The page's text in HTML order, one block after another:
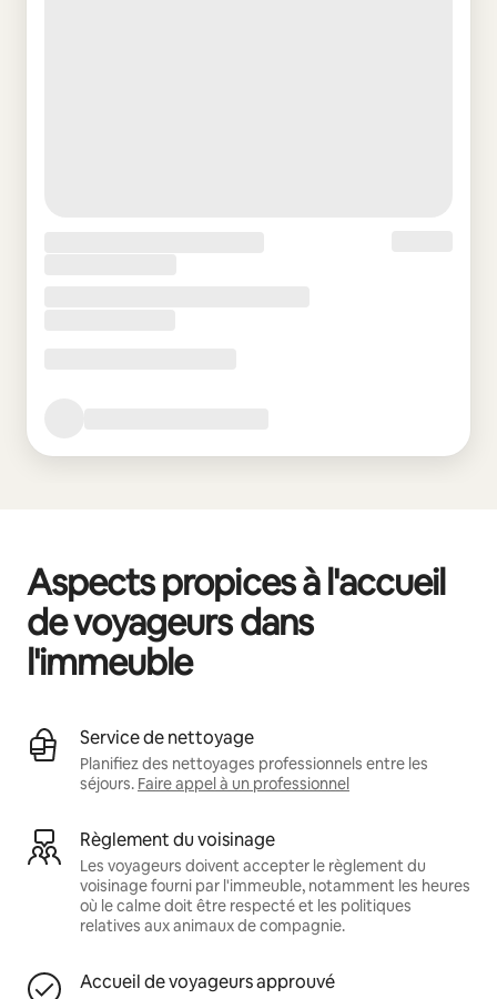
Aspects propices à l'accueil
de voyageurs dans
l'immeuble
Service de nettoyage
Planifiez des nettoyages professionnels entre les
séjours. Faire appel à un professionnel
Règlement du voisinage
Les voyageurs doivent accepter le règlement du
voisinage fourni par l'immeuble, notamment les heures
où le calme doit être respecté et les politiques
relatives aux animaux de compagnie.
Accueil de voyageurs approuvé